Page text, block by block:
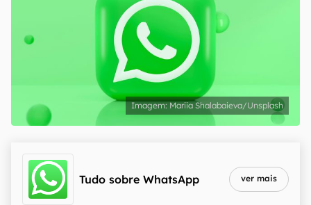
Mariia Shalabaieva/Unsplash
Tudo sobre WhatsApp ver mais